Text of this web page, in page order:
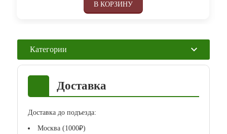
Категории
Доставка
Доставка до подъезда:
Москва (1000₽)
В КОРЗИНУ